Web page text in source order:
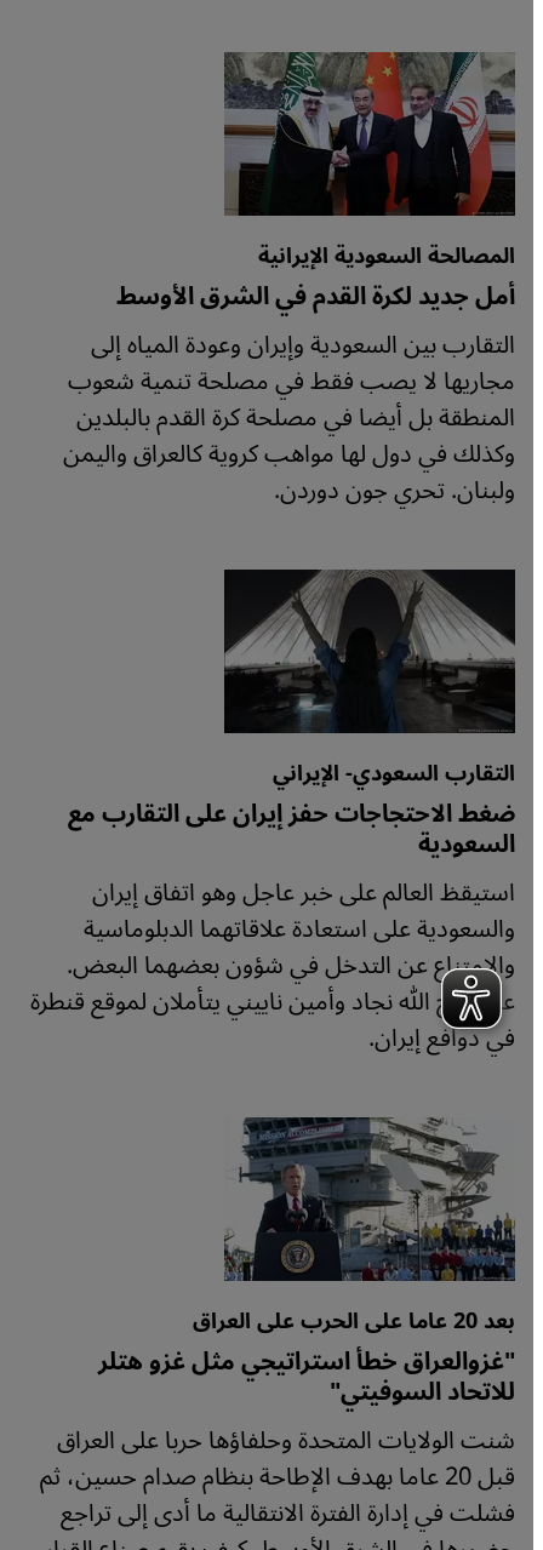
المصالحة السعودية الإيرانية
أمل جديد لكرة القدم في الشرق الأوسط
التقارب بين السعودية وإيران وعودة المياه إلى
مجاريها لا يصب فقط في مصلحة تنمية شعوب
المنطقة بل أيضا في مصلحة كرة القدم بالبلدين
وكذلك في دول لها مواهب كروية كالعراق واليمن
ولبنان. تحري جون دوردن.
التقارب السعودي- الإيراني
ضغط الاحتجاجات حفز إيران على التقارب مع
السعودية
استيقظ العالم على خبر عاجل وهو اتفاق إيران
والسعودية على استعادة علاقاتهما الدبلوماسية
والامتناع عن التدخل في شؤون بعضهما البعض.
علي فتح الله نجاد وأمين ناييني يتأملان لموقع قنطرة
في دوافع إيران.
بعد 20 عاما على الحرب على العراق
"غزوالعراق خطأ استراتيجي مثل غزو هتلر
للاتحاد السوفيتي"
شنت الولايات المتحدة وحلفاؤها حربا على العراق
قبل 20 عاما بهدف الإطاحة بنظام صدام حسين، ثم
فشلت في إدارة الفترة الانتقالية ما أدى إلى تراجع